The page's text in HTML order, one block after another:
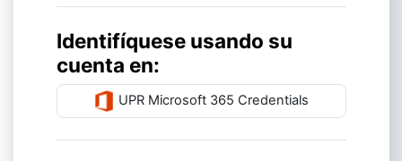
Identifíquese usando su
cuenta en:
UPR Microsoft 365 Credentials